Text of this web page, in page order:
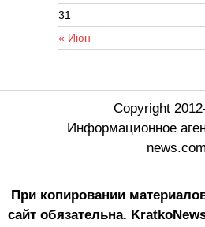
« Июн
31
Copyright
Информационное
news.com
При копировании
сайт обязательна.